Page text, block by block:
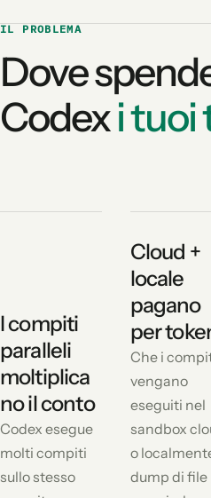
IL PROBLEMA
Dove
Codexi tuoi
I compiti
paralleli
moltiplica
no il conto
Codex esegue
molti compiti
sullo stesso
Cloud +
locale
pagano
per
Che i
vengano
eseguiti nel
sandbox
o
dump di file